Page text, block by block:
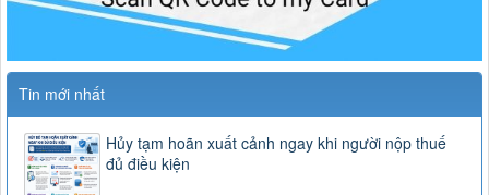
Tin mới nhất
Hủy tạm hoãn xuất cảnh ngay khi người nộp thuế
đủ điều kiện